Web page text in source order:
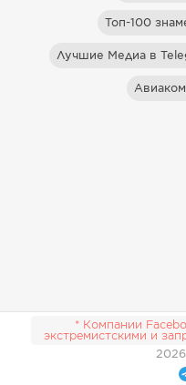
Топ-100
Лучшие Медиа в
* Компании
экстремистскими и
2026